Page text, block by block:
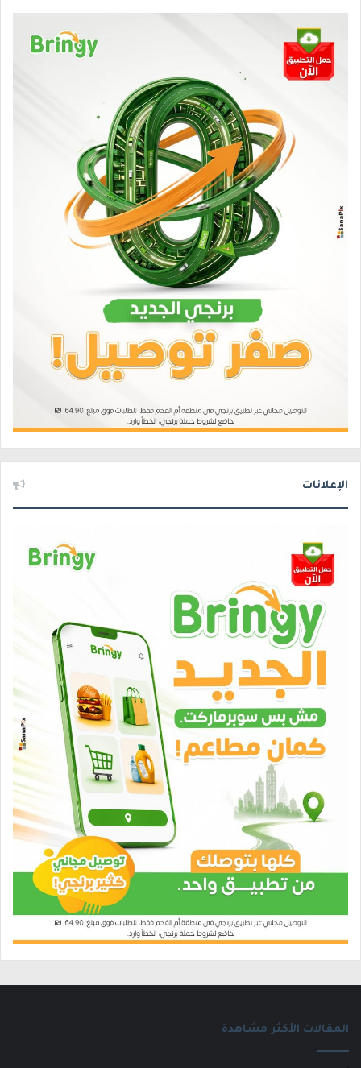
الإعلانات
المقالات الأكثر مشاهدة